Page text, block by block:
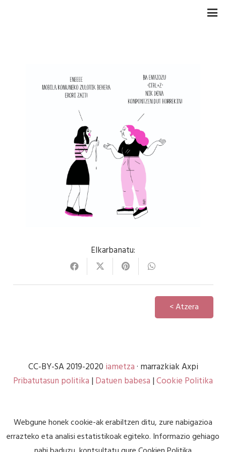
Elkarbanatu:
< Atzera
CC-BY-SA 2019-2020 iametza· marrazkiak Axpi
Pribatutasun politika | Datuen babesa |Cookie Politika
Webgune honek cookie-ak erabiltzen ditu, zure nabigazioa
errazteko eta analisi estatistikoak egiteko. Informazio gehiago